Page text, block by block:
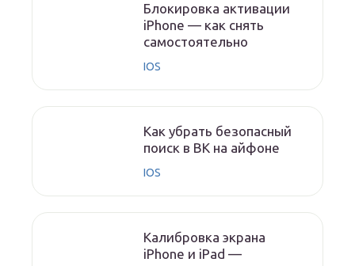
Блокировка активации
iPhone — как снять
самостоятельно
IOS
Как убрать безопасный
поиск в ВК на айфоне
IOS
Калибровка экрана
iPhone и iPad —